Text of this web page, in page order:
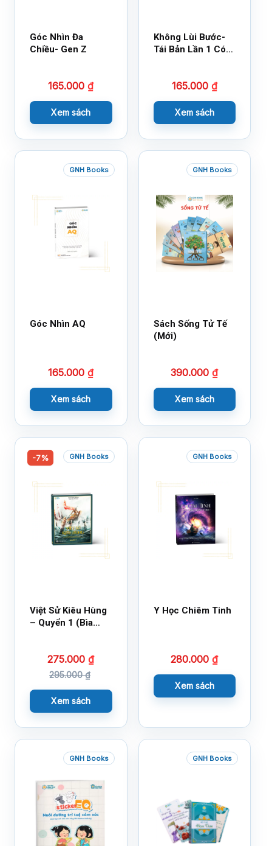
Góc Nhìn Đa
Chiều- Gen Z
165.000₫
Xem sách
Không Lùi Bước-
Tái Bản Lần 1 Có
165.000 ₫
Xem sách
GNH Books
Góc Nhìn AQ
165.000₫
Xem sách
GNH Books
Sách Sống Tử Tế
(Mới)
390.000₫
Xem sách
-7% GNH Books
Việt Sử Kiêu Hùng
– Quyển 1 (Bìa
275.000₫
295.000₫
Xem sách
GNH Books
Y Học Chiêm Tinh
280.000₫
Xem sách
GNH Books GNH Books